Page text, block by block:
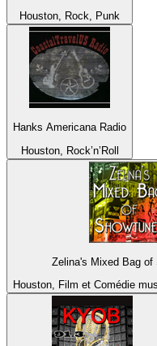
Houston, Rock, Punk
Hanks Americana Radio
Houston, Rock’n’Roll
Zelina's Mixed Bag of
Houston, Film et Comédie